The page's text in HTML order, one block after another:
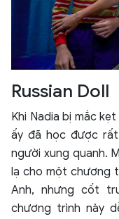
Russian Doll
Khi Nadia bị mắc
ấy đã học được
người xung quanh.
lạ cho một chương
Anh, nhưng cốt
chương trình này